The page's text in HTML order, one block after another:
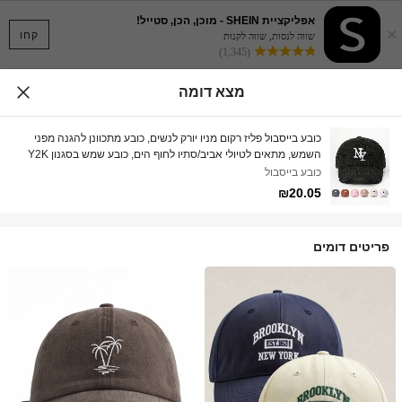
קחו ×
אפליקציית SHEIN - מוכן, הכן, סטייל!
שווה לנסות, שווה לקנות
(1,345)
מצא דומה
כובע בייסבול פליז רקום מניו יורק לנשים, כובע מתכוונן להגנה מפני
השמש, מתאים לטיולי אביב/סתיו לחוף הים, כובע שמש בסגנון Y2K
לשני המינים
כובע בייסבול
₪20.05
פריטים דומים